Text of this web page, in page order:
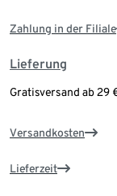
Zahlung in der Filiale
Lieferung
Gratisversand ab 29
Versandkosten
Lieferzeit